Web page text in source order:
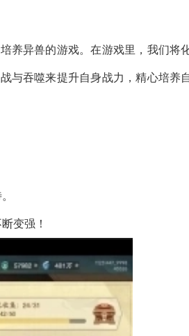
养异兽的游戏。在游戏里，我们将
与吞噬来提升自身战力，精心培养
变强！